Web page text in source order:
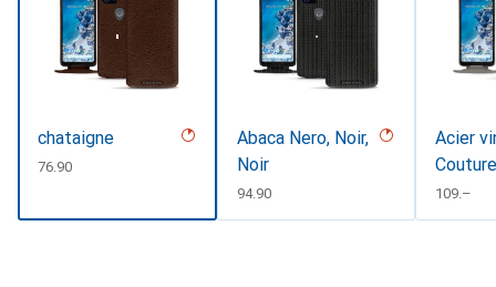
chataigne
CHF
76.90
Abaca Nero, Noir,
Noir
CHF
94.90
Acier
CHF
109.–